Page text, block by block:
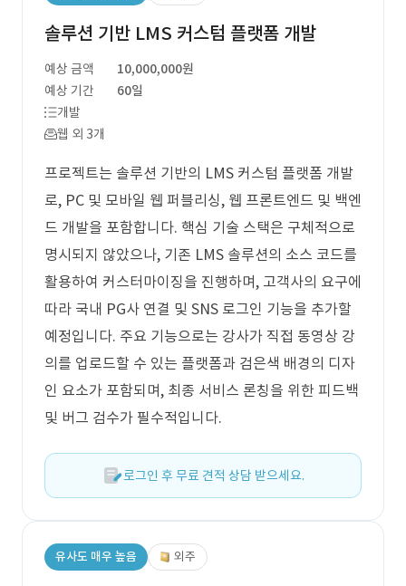
솔루션 기반 LMS 커스텀 플랫폼 개발
예상 금액
10,000,000원
예상 기간
60일
개발
웹 외 3개
프로젝트는 솔루션 기반의 LMS 커스텀 플랫폼 개발
로, PC 및 모바일 웹 퍼블리싱, 웹 프론트엔드 및 백엔
드 개발을 포함합니다. 핵심 기술 스택은 구체적으로
명시되지 않았으나, 기존 LMS 솔루션의 소스 코드를
활용하여 커스터마이징을 진행하며, 고객사의 요구에
따라 국내 PG사 연결 및 SNS 로그인 기능을 추가할
예정입니다. 주요 기능으로는 강사가 직접 동영상 강
의를 업로드할 수 있는 플랫폼과 검은색 배경의 디자
인 요소가 포함되며, 최종 서비스 론칭을 위한 피드백
및 버그 검수가 필수적입니다.
로그인 후 무료 견적 상담 받으세요.
유사도 매우 높음 외주